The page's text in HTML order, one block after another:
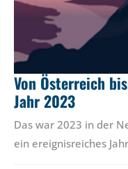
Von Österreich
Jahr 2023
Das war 2023 in der
ein ereignisreiches